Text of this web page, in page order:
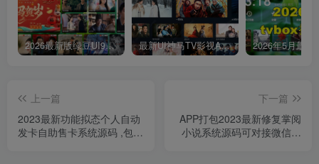
2026最新版绿豆UI9双端影视APP源码 最新UI神马TV影视APP源码 乐檬影视苹果CMS后台 包含前后端源码
上一篇
2023最新功能拟态个人自动
发卡自助售卡系统源码 ,包含
下一篇
APP打包2023最新修复掌阅
小说系统源码可对接微信公